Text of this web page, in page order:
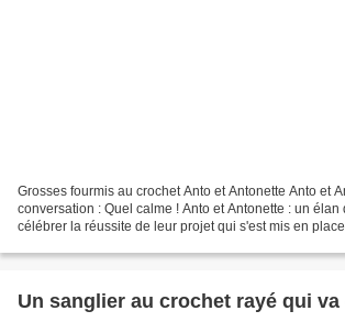
Grosses fourmis au crochet Anto et Antonette Anto et
conversation : Quel calme ! Anto et Antonette : un élan
célébrer la réussite de leur projet qui s'est mis en
Un sanglier au crochet rayé qui